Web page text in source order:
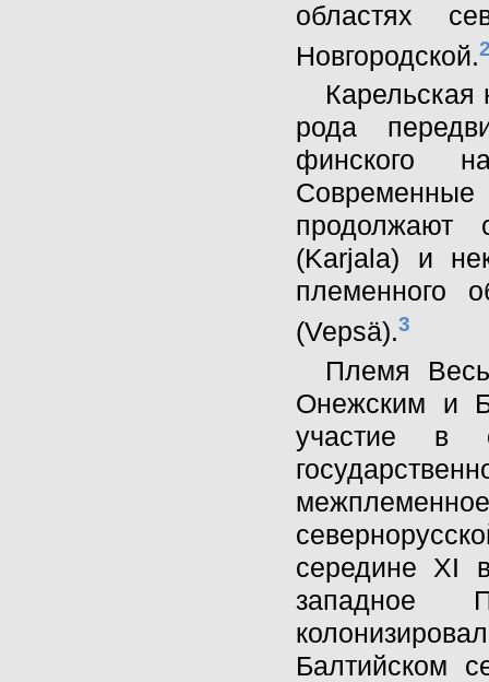
областях
Новгородской.
Карельская
рода
финского
продолжают
(Karjala) и
племенного
(Vepsä).3
Племя
Онежским и
участие в
середине XI
западное
Балтийском